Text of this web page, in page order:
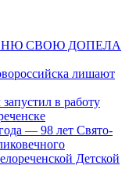
СВОЮ ДОПЕЛА
лишают
в работу
— 98 лет Свято-
Детской